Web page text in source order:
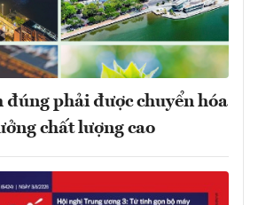
đúng phải được chuyển hóa
chất lượng cao